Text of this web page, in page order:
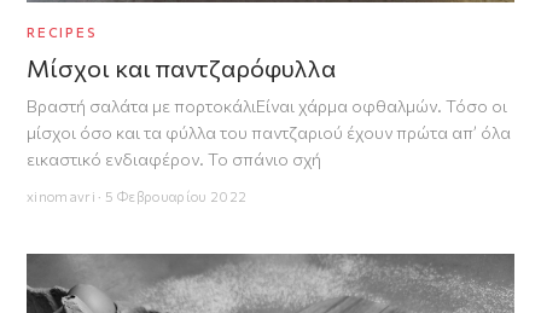
RECIPES
Μίσχοι και παντζαρόφυλλα
Βραστή σαλάτα με πορτοκάλιΕίναι χάρμα οφθαλμών. Τόσο οι
μίσχοι όσο και τα φύλλα του παντζαριού έχουν πρώτα απ’ όλα
εικαστικό ενδιαφέρον. Το σπάνιο σχή
xinomavri · 5 Φεβρουαρίου 2022